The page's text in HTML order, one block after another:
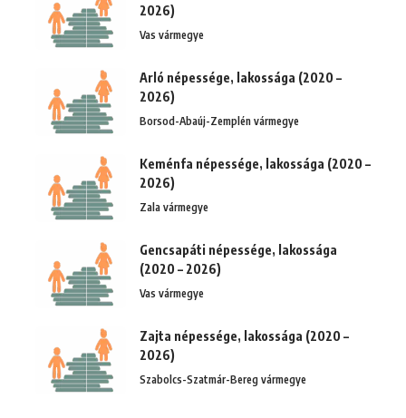
2026)
Vas vármegye
Arló népessége, lakossága (2020 –
2026)
Borsod-Abaúj-Zemplén vármegye
Keménfa népessége, lakossága (2020 –
2026)
Zala vármegye
Gencsapáti népessége, lakossága
(2020 – 2026)
Vas vármegye
Zajta népessége, lakossága (2020 –
2026)
Szabolcs-Szatmár-Bereg vármegye